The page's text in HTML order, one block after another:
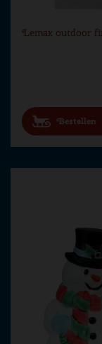
Lemax outdoor
Bestellen